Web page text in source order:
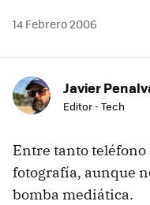
14 Febrero 2006
Javier
Editor - Tech
Entre tanto teléfono
fotografía, aunque
bomba mediática.